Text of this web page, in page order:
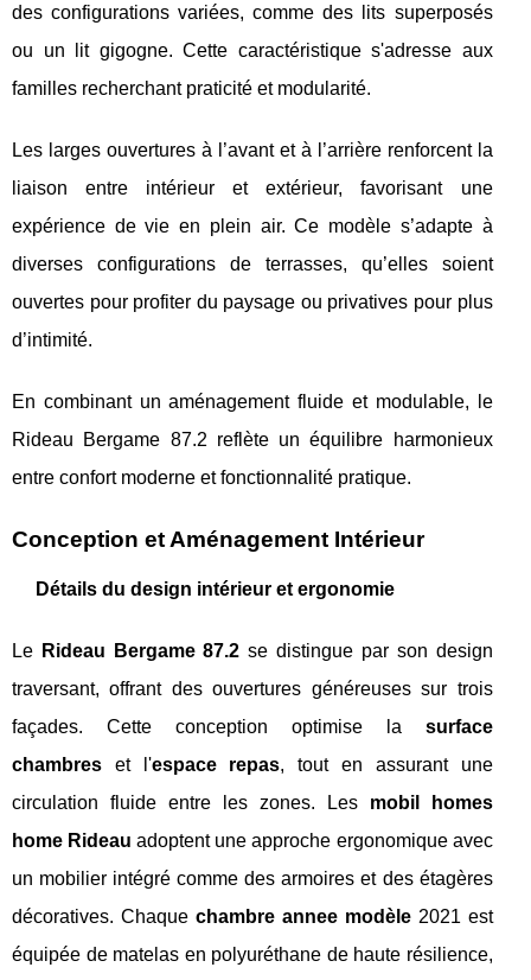
des configurations variées, comme des lits superposés
ou un lit gigogne. Cette caractéristique s'adresse aux
familles recherchant praticité et modularité.
Les larges ouvertures à l’avant et à l’arrière renforcent la
liaison entre intérieur et extérieur, favorisant une
expérience de vie en plein air. Ce modèle s’adapte à
diverses configurations de terrasses, qu’elles soient
ouvertes pour profiter du paysage ou privatives pour plus
d’intimité.
En combinant un aménagement fluide et modulable, le
Rideau Bergame 87.2 reflète un équilibre harmonieux
entre confort moderne et fonctionnalité pratique.
Conception et Aménagement Intérieur
Détails du design intérieur et ergonomie
Le Rideau Bergame 87.2 se distingue par son design
traversant, offrant des ouvertures généreuses sur trois
façades. Cette conception optimise la surface
chambres et l'espace repas, tout en assurant une
circulation fluide entre les zones. Les mobil homes
home Rideau adoptent une approche ergonomique avec
un mobilier intégré comme des armoires et des étagères
décoratives. Chaque chambre annee modèle2021 est
équipée de matelas en polyuréthane de haute résilience,